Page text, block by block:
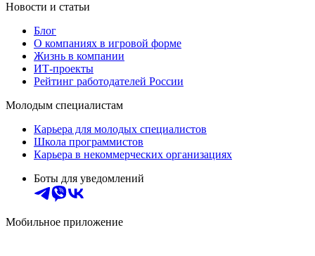
Новости и статьи
Блог
О компаниях в игровой форме
Жизнь в компании
ИТ-проекты
Рейтинг работодателей России
Молодым специалистам
Карьера для молодых специалистов
Школа программистов
Карьера в некоммерческих организациях
Боты для уведомлений
Мобильное приложение